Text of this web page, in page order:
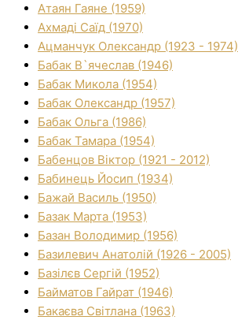
Атаян Гаяне (1959)
Ахмаді Саїд (1970)
Ацманчук Олександр (1923 - 1974)
Бабак В`ячеслав (1946)
Бабак Микола (1954)
Бабак Олександр (1957)
Бабак Ольга (1986)
Бабак Тамара (1954)
Бабенцов Віктор (1921 - 2012)
Бабинець Йосип (1934)
Бажай Василь (1950)
Базак Марта (1953)
Базан Володимир (1956)
Базилевич Анатолій (1926 - 2005)
Базілєв Сергій (1952)
Байматов Гайрат (1946)
Бакаєва Світлана (1963)